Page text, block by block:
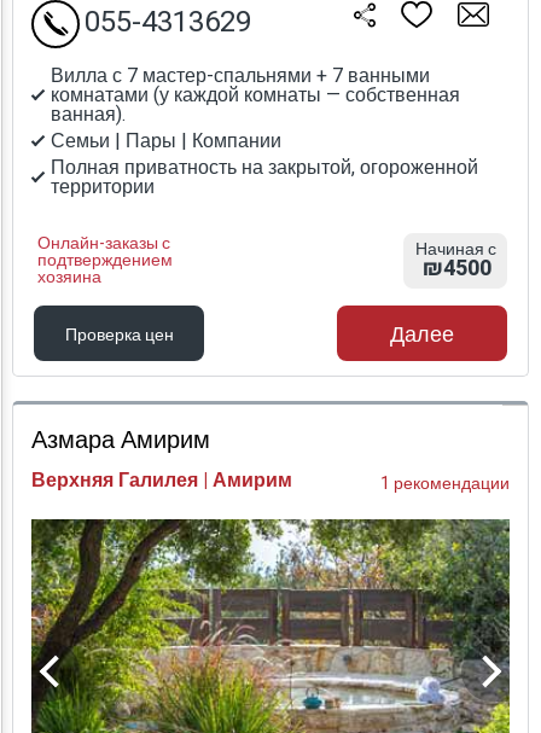
Вилла с 7 мастер-спальнями + 7 ванными
комнатами (у каждой комнаты — собственная
ванная).
Семьи | Пары | Компании
Полная приватность на закрытой, огороженной
территории
Онлайн-заказы с
подтверждением
хозяина
055-4313629
Начиная с
₪4500
Проверка цен
Проверка цен
Далее
Азмара Амирим
Верхняя Галилея | Амирим 1 рекомендации